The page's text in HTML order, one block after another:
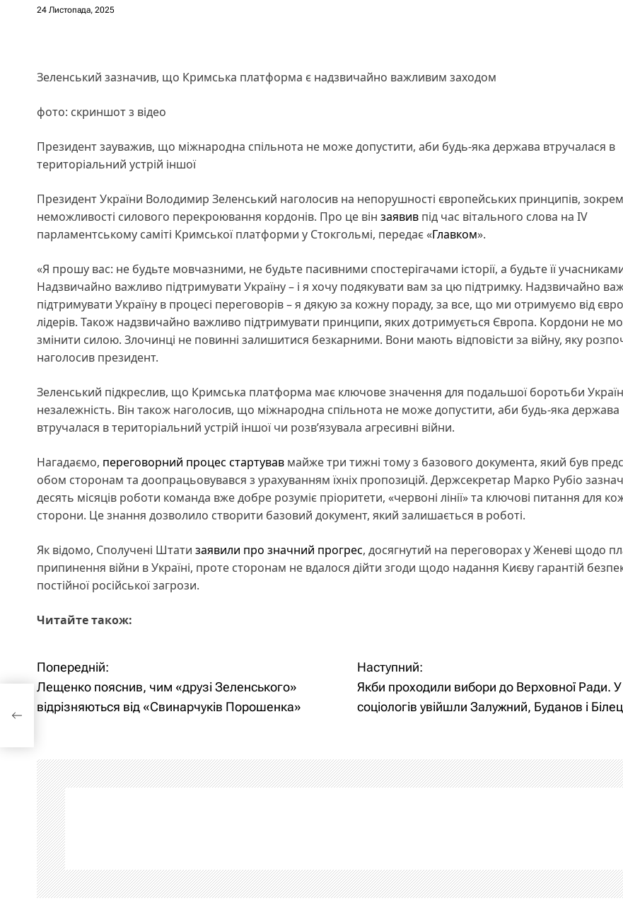
24 Листопада, 2025
Зеленський зазначив, що Кримська платформа є надзвичайно важливим заходом
фото: скриншот з відео
Президент зауважив, що міжнародна спільнота не може допустити, аби будь-яка держава втручалася в
територіальний устрій іншої
Президент України Володимир Зеленський наголосив на непорушності європейських принципів,
неможливості силового перекроювання кордонів. Про це він заявив під час вітального слова на IV
парламентському саміті Кримської платформи у Стокгольмі, передає «Главком».
«Я прошу вас: не будьте мовчазними, не будьте пасивними спостерігачами історії, а будьте її
Надзвичайно важливо підтримувати Україну – і я хочу подякувати вам за цю підтримку. Надзвичайно
підтримувати Україну в процесі переговорів – я дякую за кожну пораду, за все, що ми отримуємо від
лідерів. Також надзвичайно важливо підтримувати принципи, яких дотримується Європа. Кордони не
змінити силою. Злочинці не повинні залишитися безкарними. Вони мають відповісти за війну, яку
наголосив президент.
Зеленський підкреслив, що Кримська платформа має ключове значення для подальшої боротьби
незалежність. Він також наголосив, що міжнародна спільнота не може допустити, аби будь-яка держава
втручалася в територіальний устрій іншої чи розв’язувала агресивні війни.
Нагадаємо, переговорний процес стартував майже три тижні тому з базового документа, який був
обом сторонам та доопрацьовувався з урахуванням їхніх пропозицій. Держсекретар Марко Рубіо
десять місяців роботи команда вже добре розуміє пріоритети, «червоні лінії» та ключові питання для
сторони. Це знання дозволило створити базовий документ, який залишається в роботі.
Як відомо, Сполучені Штати заявили про значний прогрес, досягнутий на переговорах у Женеві щодо
припинення війни в Україні, проте сторонам не вдалося дійти згоди щодо надання Києву гарантій
постійної російської загрози.
Читайте також:
Н
а
і
г
а
ц
і
Попередній:
Лещенко пояснив, чим «друзі Зеленського»
відрізняються від «Свинарчуків Порошенка»
Наступний:
Якби проходили вибори до Верховної Ради.
соціологів увійшли Залужний, Буданов і